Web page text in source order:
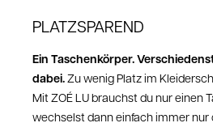
Hier kannst du deine Retoure anmelden:
Nach Eingang deiner Retoure kann die
dauern.Die Gutschrift erfolgt auf das von
Wenn du per Gutschein bezahlt hast,
Gutschein gutgeschrieben.
PLATZSPAREND
Ein Taschenkörper.
dabei.Zu wenig Platz im
Mit ZOÉ LU brauchst du nur einen
wechselst dann einfach immer nur